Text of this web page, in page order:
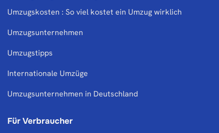
Umzugskosten : So viel kostet ein Umzug wirklich
Umzugsunternehmen
Umzugstipps
Internationale Umzüge
Umzugsunternehmen in Deutschland
Für Verbraucher